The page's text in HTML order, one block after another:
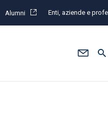
Alumni Enti, aziende e